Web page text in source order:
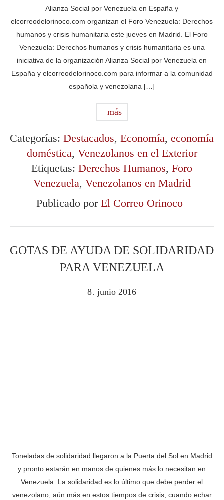
Alianza Social por Venezuela en España y
elcorreodelorinoco.com organizan el Foro Venezuela: Derechos
humanos y crisis humanitaria este jueves en Madrid. El Foro
Venezuela: Derechos humanos y crisis humanitaria es una
iniciativa de la organización Alianza Social por Venezuela en
España y elcorreodelorinoco.com para informar a la comunidad
española y venezolana […]
más
Categorías: Destacados, Economía, economía
doméstica, Venezolanos en el Exterior
Etiquetas: Derechos Humanos, Foro
Venezuela, Venezolanos en Madrid
Publicado por El Correo Orinoco
GOTAS DE AYUDA DE SOLIDARIDAD
PARA VENEZUELA
8 . junio 2016
Toneladas de solidaridad llegaron a la Puerta del Sol en Madrid
y pronto estarán en manos de quienes más lo necesitan en
Venezuela. La solidaridad es lo último que debe perder el
venezolano, aún más en estos tiempos de crisis, cuando echar